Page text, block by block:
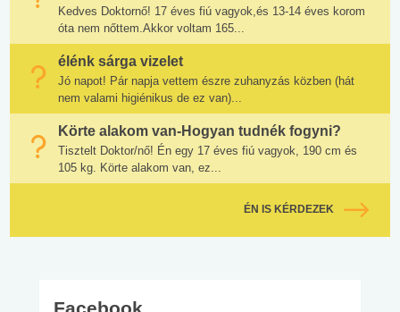
Kedves Doktornő! 17 éves fiú vagyok,és 13-14 éves korom
óta nem nőttem.Akkor voltam 165...
élénk sárga vizelet
Jó napot! Pár napja vettem észre zuhanyzás közben (hát
nem valami higiénikus de ez van)...
Körte alakom van-Hogyan tudnék fogyni?
Tisztelt Doktor/nő! Én egy 17 éves fiú vagyok, 190 cm és
105 kg. Körte alakom van, ez...
ÉN IS KÉRDEZEK
Facebook